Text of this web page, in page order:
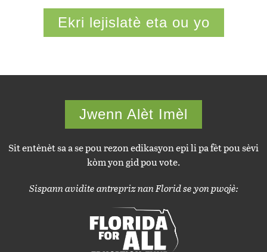
Ekri lejislatè eta ou yo
Jwenn Alèt Imèl
Sit entènèt sa a se pou rezon edikasyon epi li pa fèt pou sèvi
kòm yon gid pou vote.
Sispann avidite antrepriz nan Florid se yon pwojè: